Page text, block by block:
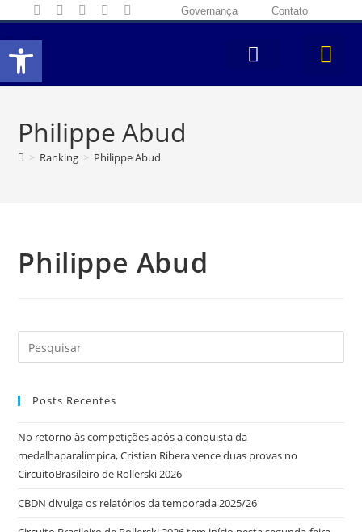
Abrir a barra de ferramentas
Governança Contato
Philippe Abud
> Ranking > Philippe Abud
Philippe Abud
Posts Recentes
No retorno às competições após a conquista da
medalhaparalímpica, Cristian Ribera vence duas provas no
CircuitoBrasileiro de Rollerski 2026
CBDN divulga os relatórios da temporada 2025/26